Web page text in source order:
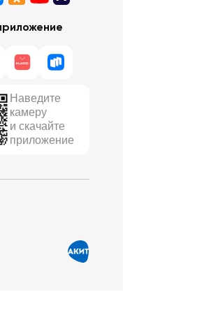
Наведите
камеру
и скачайте
приложение